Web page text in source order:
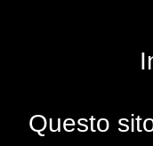
Questo